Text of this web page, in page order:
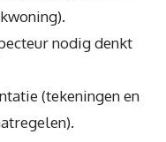
nodig denkt
(tekeningen en